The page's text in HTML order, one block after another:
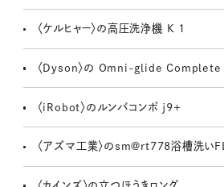
〈ケルヒャー〉の高圧洗浄機 K 1
〈Dyson〉の Omni-glide Complete
〈iRobot〉のルンバコンボ j9+
〈アズマ工業〉のsm@rt778浴槽洗いFL